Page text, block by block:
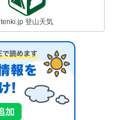
tenki.jp 登山天気